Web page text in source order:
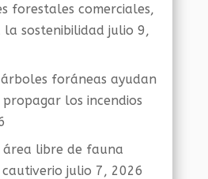
forestales comerciales,
la sostenibilidad julio 9,
árboles foráneas ayudan
los incendios
área libre de fauna
julio 7, 2026